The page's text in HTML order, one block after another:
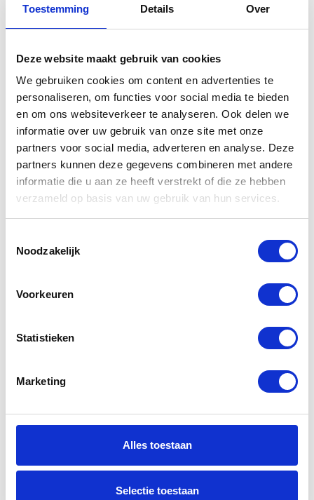
Toestemming Details Over
Deze website maakt gebruik van cookies
We gebruiken cookies om content en advertenties te
personaliseren, om functies voor social media te bieden
en om ons websiteverkeer te analyseren. Ook delen we
informatie over uw gebruik van onze site met onze
partners voor social media, adverteren en analyse. Deze
partners kunnen deze gegevens combineren met andere
informatie die u aan ze heeft verstrekt of die ze hebben
verzameld op basis van uw gebruik van hun services.
Noodzakelijk
Voorkeuren
Statistieken
Marketing
Alles toestaan
Selectie toestaan
Gerelateerde
Tracer9
Telefoonhoes
37,00
Yamaha
Yamaha MT
07 Ring voor